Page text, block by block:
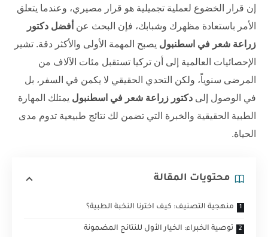
إن قرار الخضوع لعملية تجميلية هو قرار مصيري، وعندما يتعلق
الأمر باستعادة مظهرك وشبابك، فإن البحث عن أفضل دكتور
زراعة شعر في اسطنبول يصبح المهمة الأولى والأكثر دقة. تشير
الإحصائيات العالمية إلى أن تركيا تستقبل مئات الآلاف من
المرضى سنوياً، ولكن التحدي الحقيقي لا يكمن في السفر، بل
في الوصول إلى دكتور زراعة شعر في اسطنبول يمتلك المهارة
الطبية الحقيقية والخبرة التي تضمن لك نتائج طبيعية تدوم مدى
الحياة.
محتويات المقالة
منهجية التصنيف: كيف اخترنا النخبة الطبية؟
توصية الخبراء: الخيار الأول للنتائج المضمونة